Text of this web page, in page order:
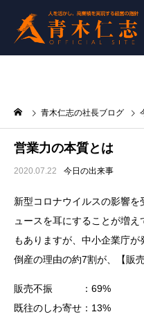
青木仁志の社長ブログ
営業力の本質とは
2020.07.22 今日の出来事
新型コロナウイルスの影響
ュースを耳にすることが増
もありますが、中小企業庁
倒産の理由の約7割が、【販
販売不振 ：69%
既往のしわ寄せ：13%